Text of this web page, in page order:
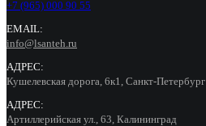
+7 (965) 000 90 55
EMAIL:
info@lsanteh.ru
АДРЕС:
Кушелевская дорога, 6к1, Санкт-Петербург
АДРЕС:
Артиллерийская ул., 63, Калининград